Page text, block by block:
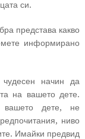
си.
представа какво
информирано
начин да
на вашето дете.
вашето дете, не
ниво
Имайки предвид